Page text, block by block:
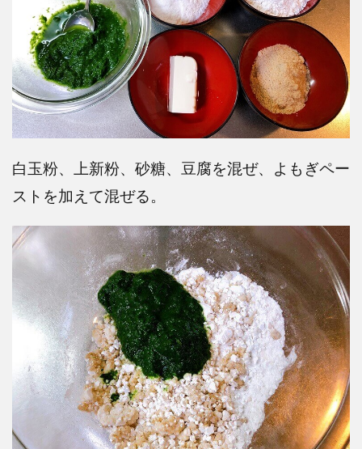
白玉粉、上新粉、砂糖、豆腐を混ぜ、よもぎペー
ストを加えて混ぜる。